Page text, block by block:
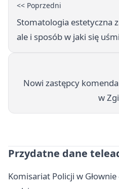
<< Poprzedni
Stomatologia estetyczna
ale i sposób w jaki się
Nowi zastępcy
w
Przydatne dane
Komisariat Policji w